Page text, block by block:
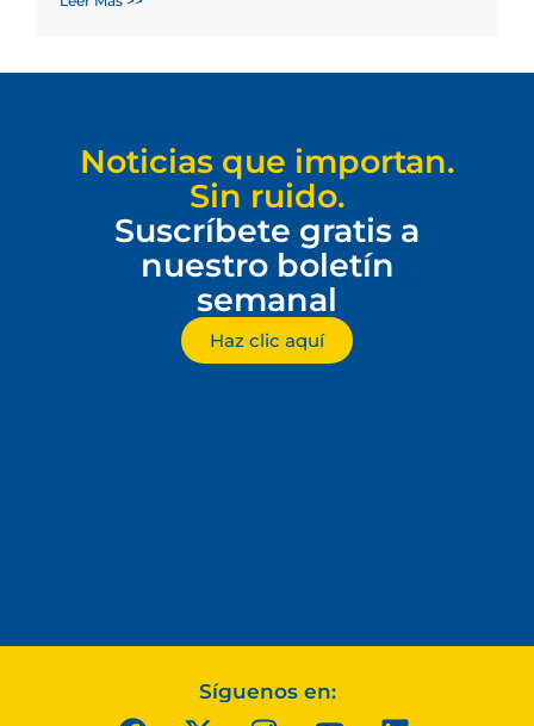
Noticias que importan.
Sin ruido.
Suscríbete gratis a
nuestro boletín
semanal
Haz clic aquí
Síguenos en: